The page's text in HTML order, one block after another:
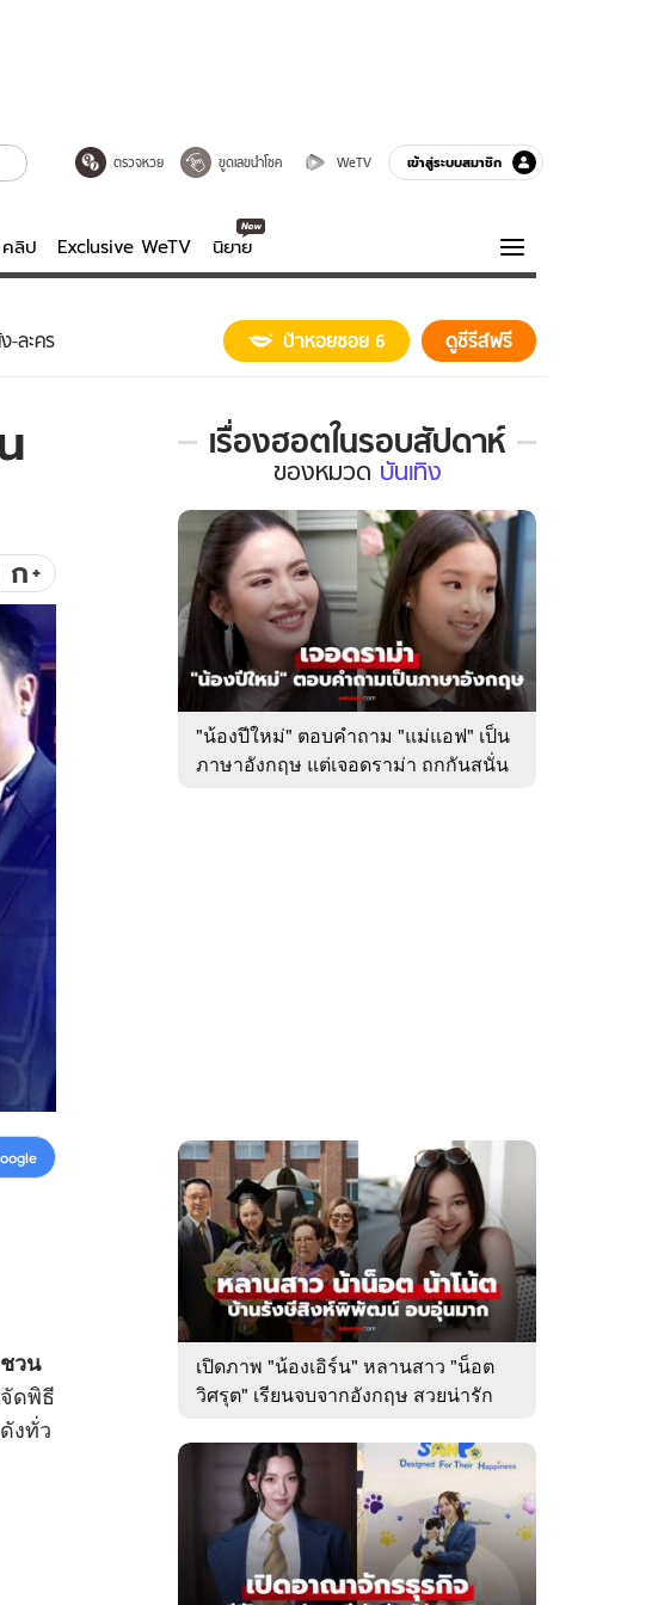
ตรวจหวย ขูดเลขนำโชค WeTV เข้าสู่ระบบสมาชิก
คลิป Exclusive WeTV นิยาย
บันเทิงครบรส
ดูทีวี
WeTV
Exclusive WeTV
นิยาย
ความรู้รอบตัว
ฮาวทู
-ละคร ป้าหอยซอย 6 ดูซีรีส์ฟรี
ก+
วน
ดพิธี
งทั่ว
เรื่องฮอตในรอบสัปดาห์
เรื่อง
ใน
รอบ
สัปดาห์
ของ
หมวด
บันเทิง
ของหมวด บันเทิง
"น้องปีใหม่" ตอบคำถาม "แม่แอฟ" เป็น
ภาษาอังกฤษ แต่เจอดราม่า ถกกันสนั่น
เปิดภาพ "น้องเอิร์น" หลานสาว "น็อต
วิศรุต" เรียนจบจากอังกฤษ สวยน่ารัก